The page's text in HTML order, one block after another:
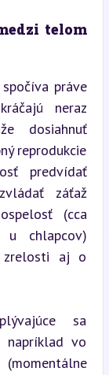
telom
práve
neraz
dosiahnuť
reprodukcie
predvídať
záťaž
(cca
chlapcov)
zrelosti aj o
sa
vo